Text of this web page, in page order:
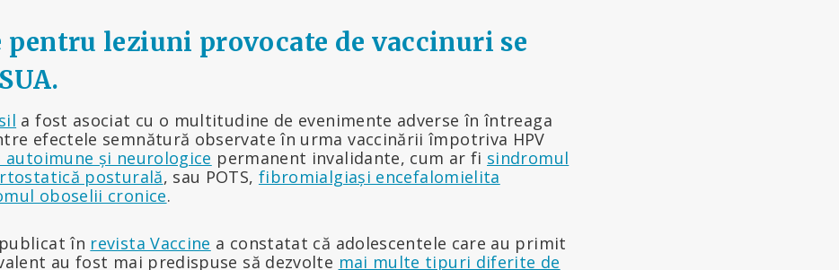
pentru leziuni provocate de vaccinuri se
a fost asociat cu o multitudine de evenimente adverse în întreaga
efectele semnătură observate în urma vaccinării împotriva HPV
autoimune și neurologice permanent invalidante, cum ar fi sindromul
posturală, sau POTS, fibromialgiași encefalomielita
oboselii cronice.
în revista Vaccine a constatat că adolescentele care au primit
au fost mai predispuse să dezvolte mai multe tipuri diferite de